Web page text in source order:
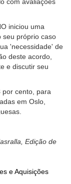
iniciou uma
seu próprio caso
'necessidade' de
deste acordo,
e discutir seu
por cento, para
em Oslo,
Edição de
e Aquisições